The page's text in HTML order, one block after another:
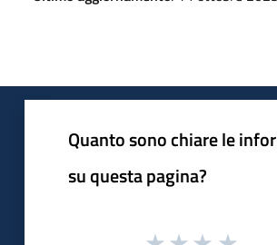
Quanto sono chiare le
su questa pagina?